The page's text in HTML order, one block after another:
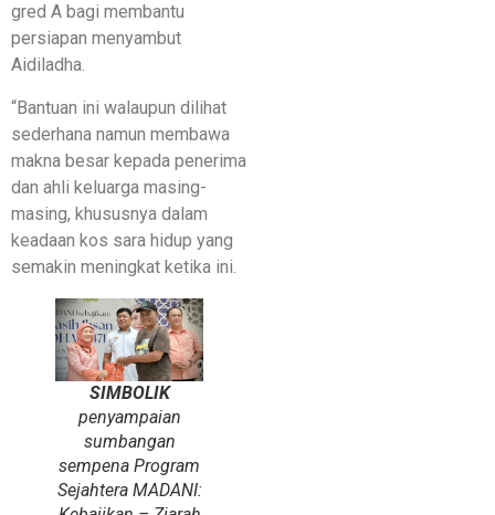
gred A bagi membantu
persiapan menyambut
Aidiladha.
“Bantuan ini walaupun dilihat
sederhana namun membawa
makna besar kepada penerima
dan ahli keluarga masing-
masing, khususnya dalam
keadaan kos sara hidup yang
semakin meningkat ketika ini.
SIMBOLIK
penyampaian
sumbangan
sempena Program
Sejahtera MADANI: